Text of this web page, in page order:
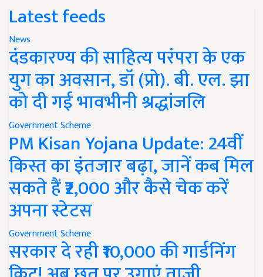
Latest feeds
News
दंडकारण्य की साहित्य परंपरा के एक
युग का अवसान, डॉ (प्रो). बी. एल. झा
को दी गई भावभीनी श्रद्धांजलि
Government Scheme
PM Kisan Yojana Update: 24वीं
किस्त का इंतजार बढ़ा, जानें कब मिल
सकते हैं ₹2,000 और कैसे चेक करें
अपना स्टेटस
Government Scheme
सरकार दे रही ₹10,000 की गार्डनिंग